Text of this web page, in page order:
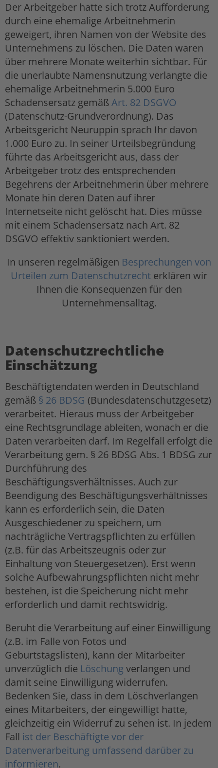
Der Arbeitgeber hatte sich trotz Aufforderung
durch eine ehemalige Arbeitnehmerin
geweigert, ihren Namen von der Website des
Unternehmens zu löschen. Die Daten waren
über mehrere Monate weiterhin sichtbar. Für
die unerlaubte Namensnutzung verlangte die
ehemalige Arbeitnehmerin 5.000 Euro
Schadensersatz gemäßArt. 82 DSGVO
(Datenschutz-Grundverordnung). Das
Arbeitsgericht Neuruppin sprach Ihr davon
1.000 Euro zu. In seiner Urteilsbegründung
führte das Arbeitsgericht aus, dass der
Arbeitgeber trotz des entsprechenden
Begehrens der Arbeitnehmerin über mehrere
Monate hin deren Daten auf ihrer
Internetseite nicht gelöscht hat. Dies müsse
mit einem Schadensersatz nach Art. 82
DSGVO effektiv sanktioniert werden.
In unseren regelmäßigen Besprechungen von
Urteilen zum Datenschutzrecht erklären wir
Ihnen die Konsequenzen für den
Unternehmensalltag.
Datenschutzrechtliche
Einschätzung
Beschäftigtendaten werden in Deutschland
gemäß § 26 BDSG (Bundesdatenschutzgesetz)
verarbeitet. Hieraus muss der Arbeitgeber
eine Rechtsgrundlage ableiten, wonach er die
Daten verarbeiten darf. Im Regelfall erfolgt die
Verarbeitung gem. § 26 BDSG Abs. 1 BDSG zur
Durchführung des
Beschäftigungsverhältnisses. Auch zur
Beendigung des Beschäftigungsverhältnisses
kann es erforderlich sein, die Daten
Ausgeschiedener zu speichern, um
nachträgliche Vertragspflichten zu erfüllen
(z.B. für das Arbeitszeugnis oder zur
Einhaltung von Steuergesetzen). Erst wenn
solche Aufbewahrungspflichten nicht mehr
bestehen, ist die Speicherung nicht mehr
erforderlich und damit rechtswidrig.
Beruht die Verarbeitung auf einer Einwilligung
(z.B. im Falle von Fotos und
Geburtstagslisten), kann der Mitarbeiter
unverzüglich die Löschungverlangen und
damit seine Einwilligung widerrufen.
Bedenken Sie, dass in dem Löschverlangen
eines Mitarbeiters, der eingewilligt hatte,
gleichzeitig ein Widerruf zu sehen ist. In jedem
Fall ist der Beschäftigte vor der
Datenverarbeitung umfassend darüber zu
informieren.